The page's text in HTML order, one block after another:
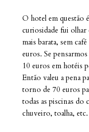
O hotel em questão
curiosidade fui olhar
mais barata, sem
euros. Se
10 euros em hotéis
Então valeu a pena
torno de 70 euros
todas as piscinas do
chuveiro, toalha, etc.